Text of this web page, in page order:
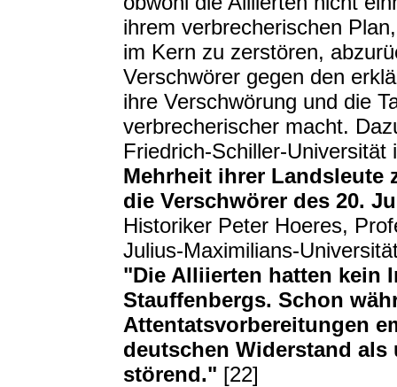
ihrem verbrecherischen
im Kern zu zerstören,
Verschwörer gegen den
ihre Verschwörung und die
verbrecherischer macht.
Friedrich-Schiller-
Mehrheit ihrer Landsleute
die Verschwörer des 20.
Historiker Peter Hoeres,
Julius-Maximilians-
"Die Alliierten hatten kein
Stauffenbergs. Schon
Attentatsvorbereitungen
deutschen Widerstand als
störend." [22]